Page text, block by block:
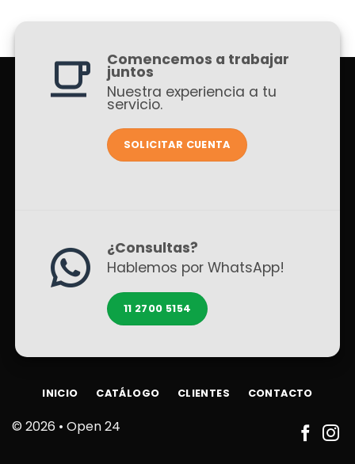
Comencemos a trabajar
juntos
Nuestra experiencia a tu
servicio.
SOLICITAR CUENTA
¿Consultas?
Hablemos por WhatsApp!
11 2700 5154
© 2026 • Open 24
INICIO CATÁLOGO CLIENTES CONTACTO